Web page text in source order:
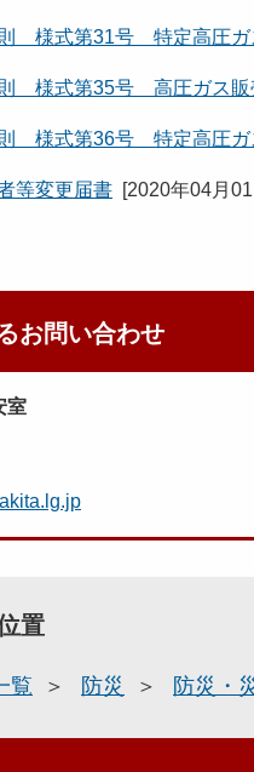
様式第31号 特定高圧ガ
様式第35号 高圧ガス販
様式第36号 特定高圧ガ
等変更届書 [2020年04月01
お問い合わせ
室
置
覧 防災 防災・